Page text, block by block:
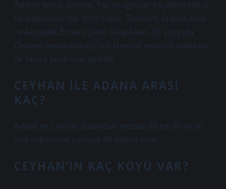
Adanın yerlisi göçebe. Yaz sıcağından kaçabileceğiniz
bir platonunuz var. Yerli Yöruk -Türkmen, Arapça Alevi
ve Apostolik Ermeni Şehri. Arap Alevi, 19. yüzyılda
Osmanlı İmparatorluğu’nun tarımsal yerleşim politikası
ile Suriye tarafından getirildi.
CEYHAN ILE ADANA ARASI
KAÇ?
Adana ve Ceyhan arasındaki mesafe 65 km’dir ve en
hızlı seferimizle yaklaşık 40 dakika sürer.
CEYHAN’IN KAÇ KÖYÜ VAR?